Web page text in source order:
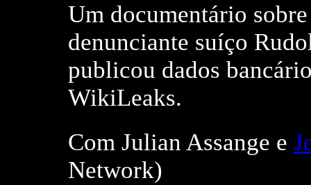
Um documentário
denunciante suíço
publicou dados
WikiLeaks.
Com Julian Assange e
Network)